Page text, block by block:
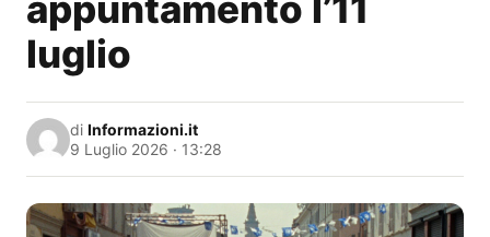
luglio
di Informazioni.it
9 Luglio 2026 · 13:28